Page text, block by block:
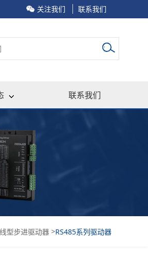
关注我们 联系我们
联系我们
型步进驱动器 >RS485系列驱动器